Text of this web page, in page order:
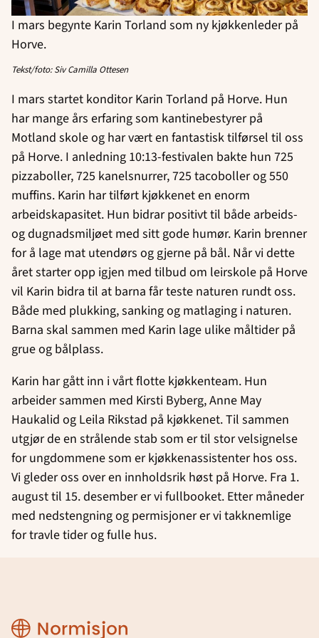
I mars begynte Karin Torland som ny kjøkkenleder på
Horve.
Tekst/foto: Siv Camilla Ottesen
I mars startet konditor Karin Torland på Horve. Hun
har mange års erfaring som kantinebestyrer på
Motland skole og har vært en fantastisk tilførsel til oss
på Horve. I anledning 10:13-festivalen bakte hun 725
pizzaboller, 725 kanelsnurrer, 725 tacoboller og 550
muffins. Karin har tilført kjøkkenet en enorm
arbeidskapasitet. Hun bidrar positivt til både arbeids-
og dugnadsmiljøet med sitt gode humør. Karin brenner
for å lage mat utendørs og gjerne på bål. Når vi dette
året starter opp igjen med tilbud om leirskole på Horve
vil Karin bidra til at barna får teste naturen rundt oss.
Både med plukking, sanking og matlaging i naturen.
Barna skal sammen med Karin lage ulike måltider på
grue og bålplass.
Karin har gått inn i vårt flotte kjøkkenteam. Hun
arbeider sammen med Kirsti Byberg, Anne May
Haukalid og Leila Rikstad på kjøkkenet. Til sammen
utgjør de en strålende stab som er til stor velsignelse
for ungdommene som er kjøkkenassistenter hos oss.
Vi gleder oss over en innholdsrik høst på Horve. Fra 1.
august til 15. desember er vi fullbooket. Etter måneder
med nedstengning og permisjoner er vi takknemlige
for travle tider og fulle hus.
Region